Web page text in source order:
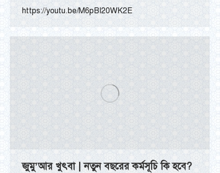
https://youtu.be/M6pBI20WK2E
জুমু’আর খুৎবা | নতুন বছরের কর্মসূচি কি হবে?